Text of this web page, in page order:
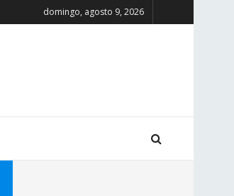
domingo, agosto 9, 2026